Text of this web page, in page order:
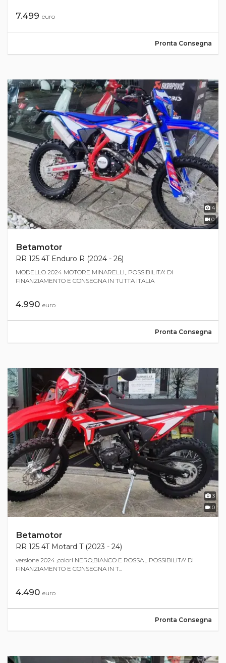
7.499 euro
Pronta Consegna
4
0
Betamotor
RR 125 4T Enduro R (2024 - 26)
MODELLO 2024 MOTORE MINARELLI,. POSSIBILITA' DI
FINANZIAMENTO E CONSEGNA IN TUTTA ITALIA
4.990 euro
Pronta Consegna
3
0
Betamotor
RR 125 4T Motard T (2023 - 24)
versione 2024 ,colori NERO,BIANCO E ROSSA ,. POSSIBILITA' DI
FINANZIAMENTO E CONSEGNA IN T...
4.490 euro
Pronta Consegna